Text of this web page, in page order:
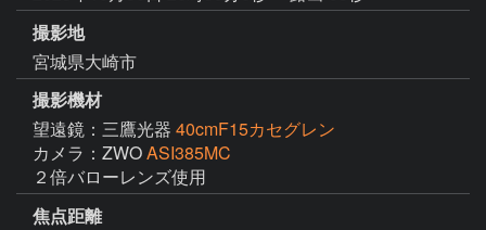
撮影地
宮城県大崎市
撮影機材
望遠鏡：三鷹光器 40cmF15カセグレン
カメラ：ZWOASI385MC
２倍バローレンズ使用
焦点距離